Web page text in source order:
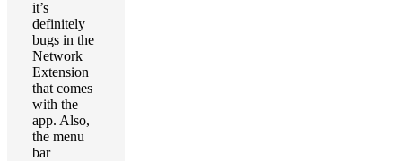
it’s
definitely
bugs in the
Network
Extension
that comes
with the
app. Also,
the menu
bar